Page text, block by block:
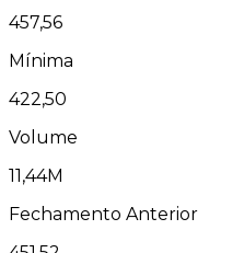
457,56
Mínima
422,50
Volume
11,44M
Fechamento Anterior